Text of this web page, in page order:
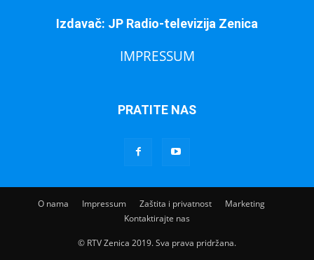
Izdavač: JP Radio-televizija Zenica
IMPRESSUM
PRATITE NAS
O nama Impressum Zaštita i privatnost
Marketing
Kontaktirajte nas
© RTV Zenica 2019. Sva prava pridržana.